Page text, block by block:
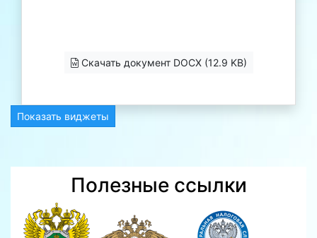
Скачать документ DOCX (12.9 KB)
Показать виджеты
Полезные ссылки